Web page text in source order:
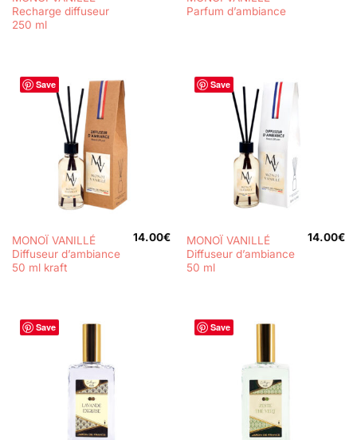
Recharge diffuseur
250 ml
Parfum d’ambiance
Save
MONOÏ VANILLÉ
Diffuseur d’ambiance
50 ml kraft
14.00€
Save
MONOÏ VANILLÉ
Diffuseur d’ambiance
50 ml
14.00€
Save Save